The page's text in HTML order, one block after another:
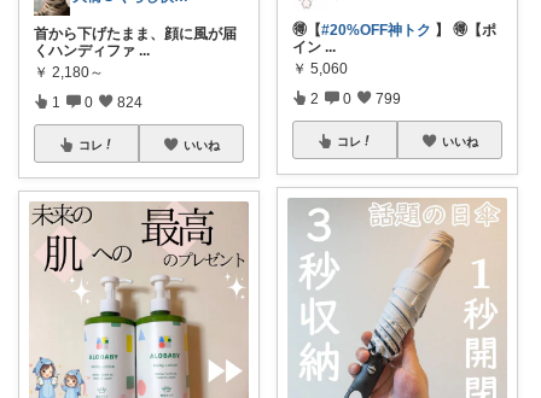
首から下げたまま、顔に風が届
くハンディファ ...
￥ 2,180～
1 0 824
コレ いいね
🉐【#20%OFF神トク 】 🉐【ポ
イン ...
￥ 5,060
2 0 799
コレ いいね